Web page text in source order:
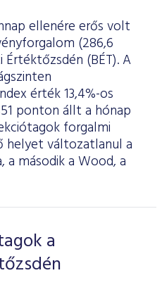
ellenére erős volt
(286,6
(BÉT). A
érték 13,4%-os
ponton állt a hónap
forgalmi
helyet változatlanul a
második a Wood, a
a